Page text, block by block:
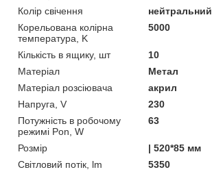
Колір свічення
нейтральний
Корельована колірна
температура, K
5000
Кількість в ящику, шт
10
Матеріал
Метал
Матеріал розсіювача
акрил
Напруга, V
230
Потужність в робочому
режимі Pon, W
63
Розмір
| 520*85 мм
Світловий потік, lm
5350